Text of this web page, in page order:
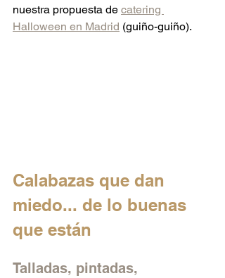
nuestra propuesta de catering
Halloween en Madrid (guiño-guiño).
Calabazas que dan
miedo... de lo buenas
que están
Talladas, pintadas,